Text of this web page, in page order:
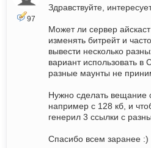
97
Здравствуйте,
Может ли сервер
изменять битрейт и
вывести несколько
вариант использовать
разные маунты не
Нужно сделать
например с 128 кб, и
генерил 3 ссылки с
Спасибо всем заранее :)